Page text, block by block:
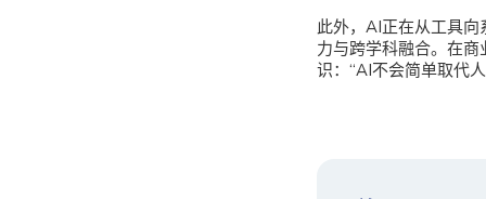
此外，AI正在从工具
力与跨学科融合。在
识：“AI不会简单取代